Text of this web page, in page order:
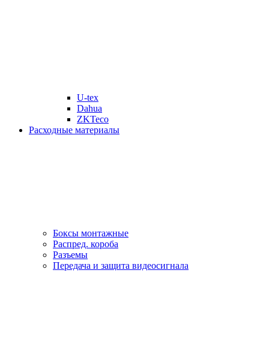
U-tex
Dahua
ZKTeco
Расходные материалы
Боксы монтажные
Распред. короба
Разъемы
Передача и защита видеосигнала